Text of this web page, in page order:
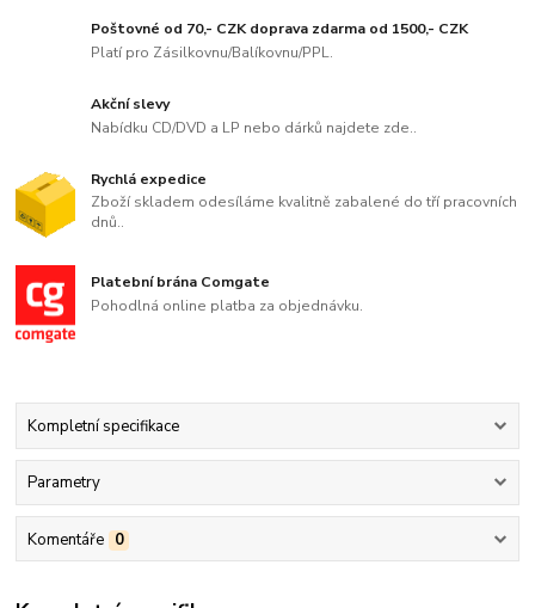
Poštovné od 70,- CZK doprava zdarma od 1500,- CZK
Platí pro Zásilkovnu/Balíkovnu/PPL.
Akční slevy
Nabídku CD/DVD a LP nebo dárků najdete zde..
Rychlá expedice
Zboží skladem odesíláme kvalitně zabalené do tří pracovních
dnů..
Platební brána Comgate
Pohodlná online platba za objednávku.
Kompletní specifikace
Parametry
Komentáře 0